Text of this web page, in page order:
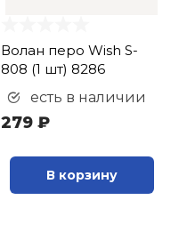
Волан перо Wish S-
808 (1 шт) 8286
есть в наличии
279 ₽
В корзину